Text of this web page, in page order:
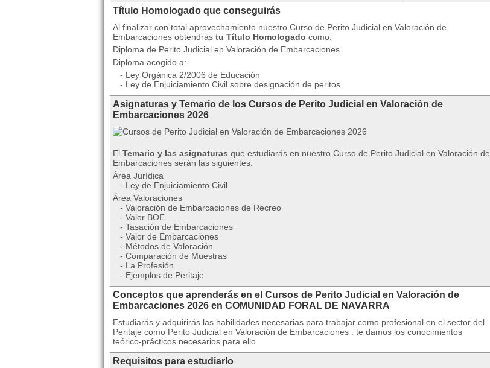
Título Homologado que conseguirás
Al finalizar con total aprovechamiento nuestro Curso de Perito Judicial en Valoración de
Embarcaciones obtendrás tu Título Homologado como:
Diploma de Perito Judicial en Valoración de Embarcaciones
Diploma acogido a:
- Ley Orgánica 2/2006 de Educación
- Ley de Enjuiciamiento Civil sobre designación de peritos
Asignaturas y Temario de los Cursos de Perito Judicial en Valoración de
Embarcaciones 2026
El Temario y las asignaturas que estudiarás en nuestro Curso de Perito Judicial en Valoración de
Embarcaciones serán las siguientes:
Área Jurídica
- Ley de Enjuiciamiento Civil
Área Valoraciones
- Valoración de Embarcaciones de Recreo
- Valor BOE
- Tasación de Embarcaciones
- Valor de Embarcaciones
- Métodos de Valoración
- Comparación de Muestras
- La Profesión
- Ejemplos de Peritaje
Conceptos que aprenderás en el Cursos de Perito Judicial en Valoración de
Embarcaciones 2026 en COMUNIDAD FORAL DE NAVARRA
Estudiarás y adquirirás las habilidades necesarias para trabajar como profesional en el sector del
Peritaje como Perito Judicial en Valoración de Embarcaciones : te damos los conocimientos
teórico-prácticos necesarios para ello
Requisitos para estudiarlo